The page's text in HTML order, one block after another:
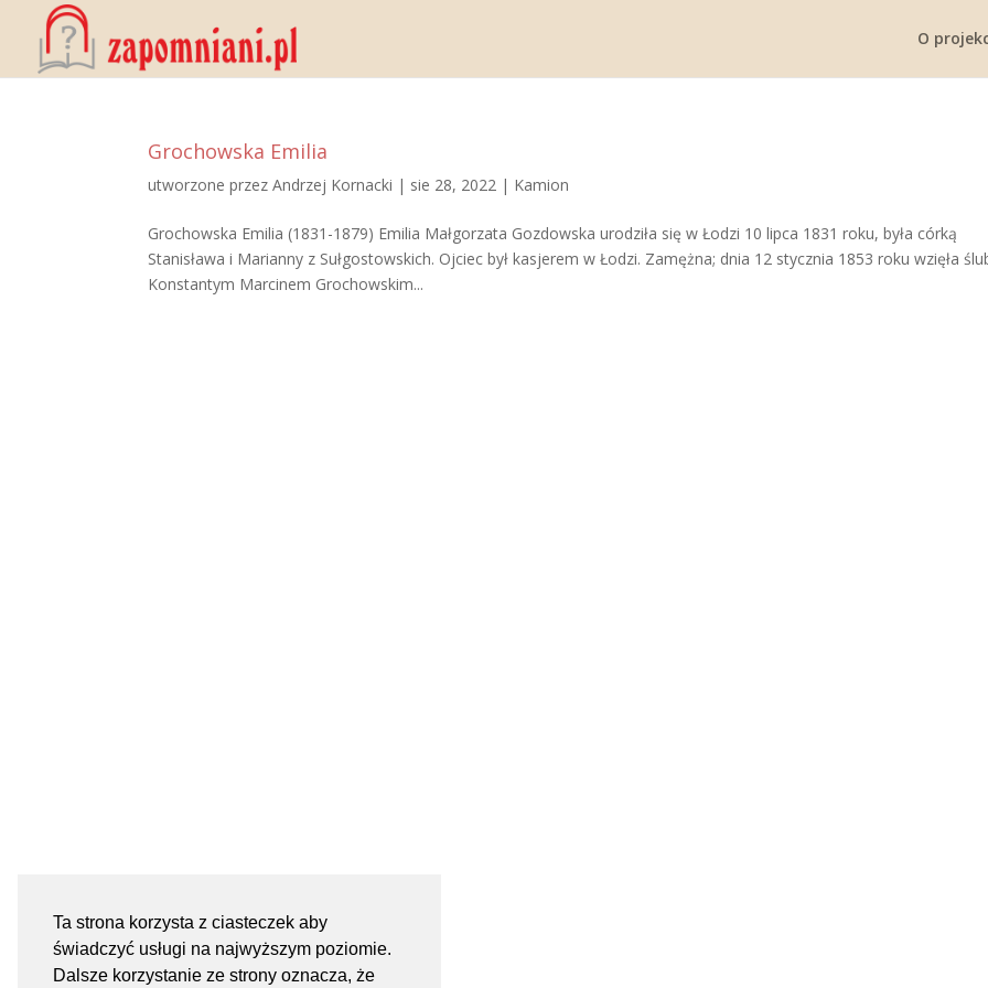
Ta strona korzysta z ciasteczek aby
świadczyć usługi na najwyższym poziomie.
Dalsze korzystanie ze strony oznacza, że
O
Grochowska Emilia
utworzone przezAndrzej Kornacki | sie 28, 2022 | Kamion
Grochowska Emilia (1831-1879) Emilia Małgorzata Gozdowska urodziła się w Łodzi 10 lipca 1831 roku, była córką
Stanisława i Marianny z Sułgostowskich. Ojciec był kasjerem w Łodzi. Zamężna; dnia 12 stycznia 1853 roku wzięła
Konstantym Marcinem Grochowskim...